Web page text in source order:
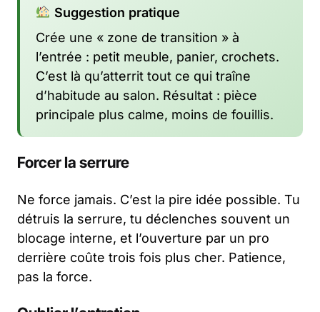
Suggestion pratique
Crée une « zone de transition » à
l’entrée : petit meuble, panier, crochets.
C’est là qu’atterrit tout ce qui traîne
d’habitude au salon. Résultat : pièce
principale plus calme, moins de fouillis.
Forcer la serrure
Ne force jamais. C’est la pire idée possible. Tu
détruis la serrure, tu déclenches souvent un
blocage interne, et l’ouverture par un pro
derrière coûte trois fois plus cher. Patience,
pas la force.